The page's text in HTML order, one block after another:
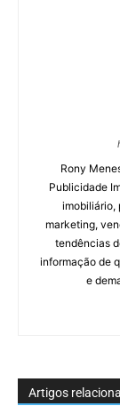
Rony
Publicidade
imobiliário,
marketing,
tendências
informação de
e
Artigos